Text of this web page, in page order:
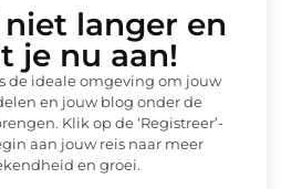
langer en
je nu aan!
de ideale omgeving om jouw
en jouw blog onder de
Klik op de ‘Registreer’-
aan jouw reis naar meer
en groei.